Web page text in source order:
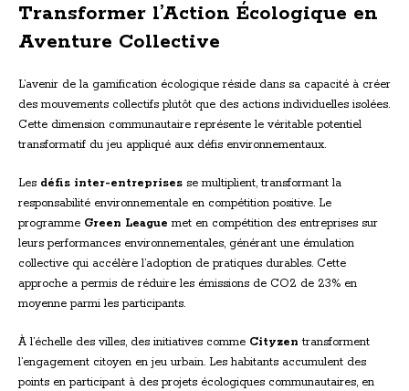
Transformer l’Action Écologique en
Aventure Collective
L’avenir de la gamification écologique réside dans sa capacité à créer
des mouvements collectifs plutôt que des actions individuelles isolées.
Cette dimension communautaire représente le véritable potentiel
transformatif du jeu appliqué aux défis environnementaux.
Les défis inter-entreprises se multiplient, transformant la
responsabilité environnementale en compétition positive. Le
programme Green League met en compétition des entreprises sur
leurs performances environnementales, générant une émulation
collective qui accélère l’adoption de pratiques durables. Cette
approche a permis de réduire les émissions de CO2 de 23% en
moyenne parmi les participants.
À l’échelle des villes, des initiatives comme Cityzen transforment
l’engagement citoyen en jeu urbain. Les habitants accumulent des
points en participant à des projets écologiques communautaires, en